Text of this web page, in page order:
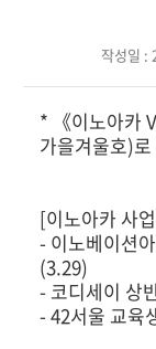
작성일 :
* 《이노아카
가을겨울호)
[이노아카 사
- 이노베이션
(3.29)
- 코디세이 상
- 42서울 교육